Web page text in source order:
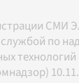
СМИ
по